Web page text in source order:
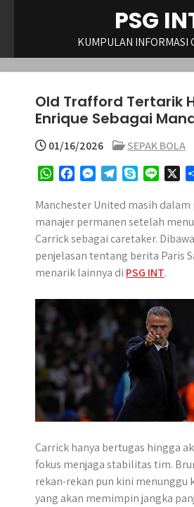
PSG
KUMPULAN INFORMASI
Old Trafford Tertarik
Enrique Sebagai
01/16/2026
SEPAK BOLA
W
a
t
s
A
p
c
e
b
o
o
s
s
e
n
r
l
e
g
r
a
y
p
e
n
e
Manchester United masih dalam
manajer permanen setelah
Carrick sebagai caretaker.
penjelasan tentang berita Paris
menarik lainnya di PSG INT.
Carrick hanya bertugas hingga
fokus menjaga stabilitas tim.
rekan-rekan pun kini menunggu
yang akan memimpin jangka